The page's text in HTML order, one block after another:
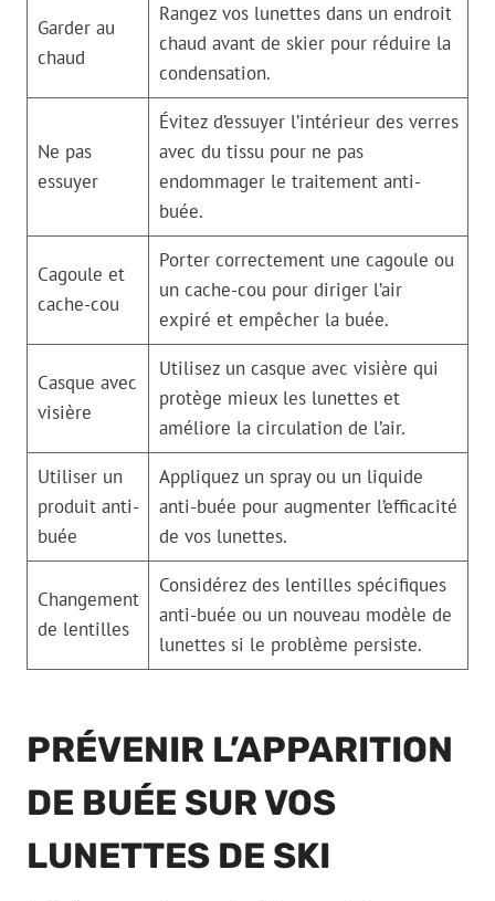
Garder au
chaud
Rangez vos lunettes dans un endroit
chaud avant de skier pour réduire la
condensation.
Ne pas
essuyer
Évitez d’essuyer l’intérieur des verres
avec du tissu pour ne pas
endommager le traitement anti-
buée.
Cagoule et
cache-cou
Porter correctement une cagoule ou
un cache-cou pour diriger l’air
expiré et empêcher la buée.
Casque avec
visière
Utilisez un casque avec visière qui
protège mieux les lunettes et
améliore la circulation de l’air.
Utiliser un
produit anti-
buée
Appliquez un spray ou un liquide
anti-buée pour augmenter l’efficacité
de vos lunettes.
Changement
de lentilles
Considérez des lentilles spécifiques
anti-buée ou un nouveau modèle de
lunettes si le problème persiste.
PRÉVENIR L’APPARITION
DE BUÉE SUR VOS
LUNETTES DE SKI